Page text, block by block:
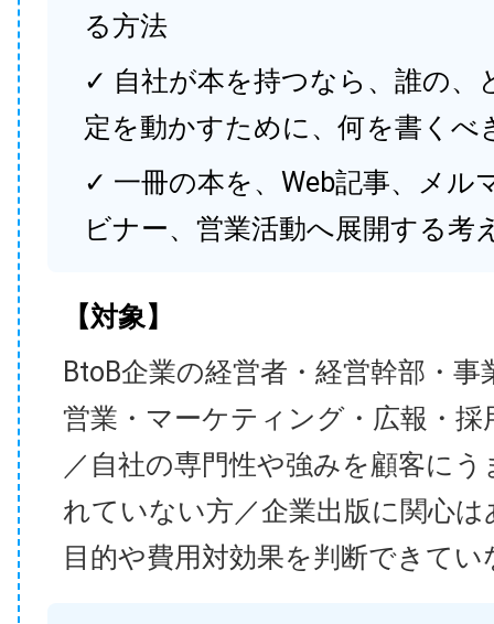
る方法
✓ 自社が本を持つなら、誰の、
定を動かすために、何を書くべ
✓ 一冊の本を、Web記事、メル
ビナー、営業活動へ展開する考
【対象】
BtoB企業の経営者・経営幹部・事
営業・マーケティング・広報・採
／自社の専門性や強みを顧客に
れていない方／企業出版に関心
目的や費用対効果を判断できてい